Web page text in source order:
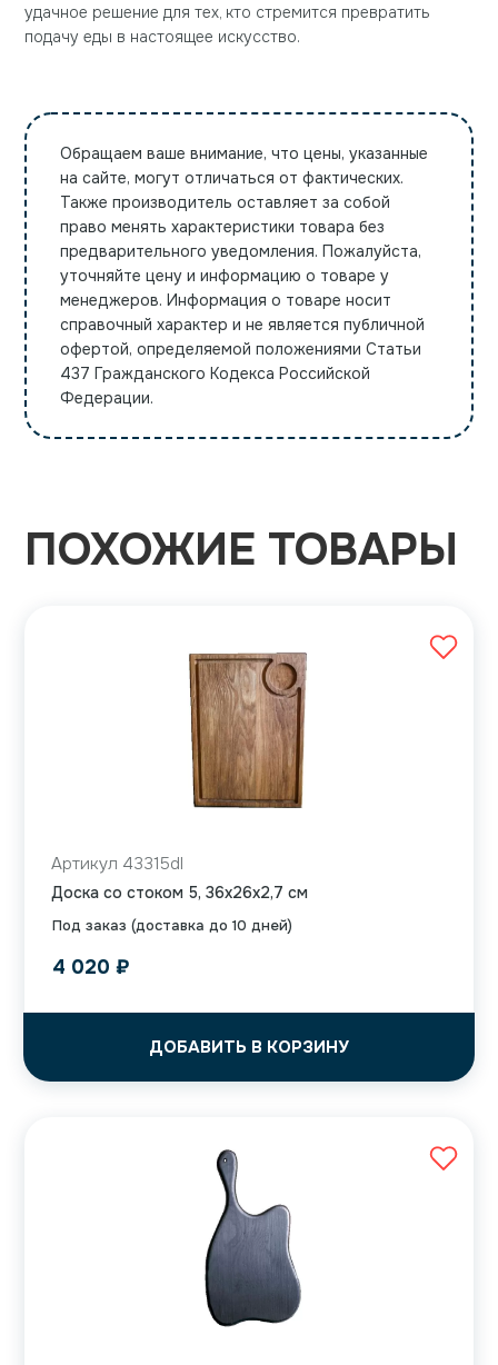
удачное решение для тех, кто стремится превратить
подачу еды в настоящее искусство.
Обращаем ваше внимание, что цены, указанные
на сайте, могут отличаться от фактических.
Также производитель оставляет за собой
право менять характеристики товара без
предварительного уведомления. Пожалуйста,
уточняйте цену и информацию о товаре у
менеджеров. Информация о товаре носит
справочный характер и не является публичной
офертой, определяемой положениями Статьи
437 Гражданского Кодекса Российской
Федерации.
ПОХОЖИЕ ТОВАРЫ
Под заказ (доставка до 10 дней)
Артикул 43315dl
Доска со стоком 5, 36x26x2,7 см
4 020 ₽
ДОБАВИТЬ В КОРЗИНУ